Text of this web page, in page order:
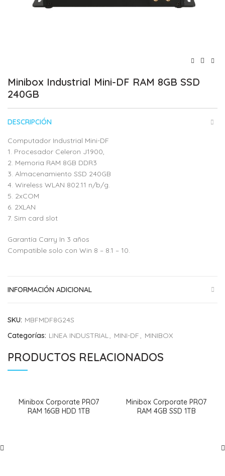
Minibox Industrial Mini-DF RAM 8GB SSD
240GB
DESCRIPCIÓN
Computador Industrial Mini-DF
1. Procesador Celeron J1900,
2. Memoria RAM 8GB DDR3
3. Almacenamiento SSD 240GB
4. Wireless WLAN 802.11 n/b/g.
5. 2xCOM
6. 2XLAN
7. Sim card slot
Garantía Carry In 3 años
Compatible solo con Win 8 – 8.1 – 10.
INFORMACIÓN ADICIONAL
SKU: MBFMDF8G24S
Categorías: LINEA INDUSTRIAL, MINI-DF, MINIBOX
PRODUCTOS RELACIONADOS
Minibox Corporate PRO7
RAM 16GB HDD 1TB
Minibox Corporate PRO7
RAM 4GB SSD 1TB